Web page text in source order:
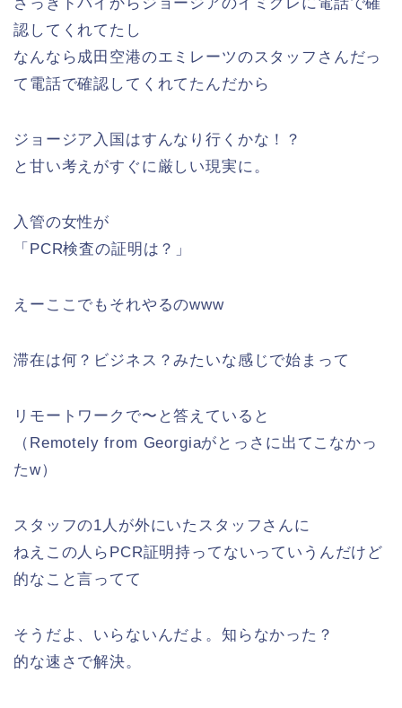
認してくれてたし
なんなら成田空港のエミレーツのスタッフさんだっ
て電話で確認してくれてたんだから
ジョージア入国はすんなり行くかな！？
と甘い考えがすぐに厳しい現実に。
入管の女性が
「PCR検査の証明は？」
えーここでもそれやるのwww
滞在は何？ビジネス？みたいな感じで始まって
リモートワークで〜と答えていると
（Remotely from Georgiaがとっさに出てこなかっ
たw）
スタッフの1人が外にいたスタッフさんに
ねえこの人らPCR証明持ってないっていうんだけど
的なこと言ってて
そうだよ、いらないんだよ。知らなかった？
的な速さで解決。